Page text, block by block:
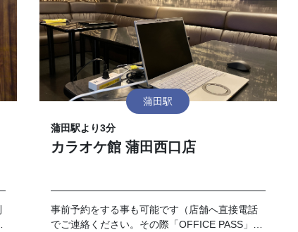
蒲田駅
蒲田駅より3分
カラオケ館 蒲田西口店
事前予約をする事も可能です（店舗へ直接電話
でご連絡ください。その際「OFFICE PASS」事